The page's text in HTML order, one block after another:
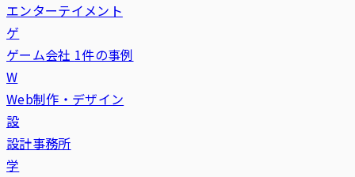
エンターテイメント
ゲ
ゲーム会社 1件の事例
W
Web制作・デザイン
設
設計事務所
学